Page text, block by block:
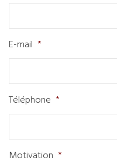
E-mail *
Téléphone *
Motivation *